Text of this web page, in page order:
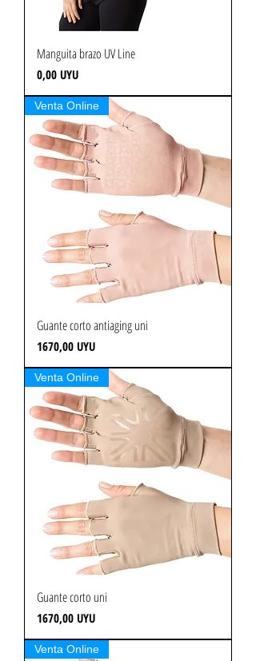
Manguita brazo UV Line
Precio
0,00 UYU
Venta Online
Guante corto antiaging uni
Precio
1670,00 UYU
Venta Online
Guante corto uni
Precio
1670,00 UYU
Venta Online